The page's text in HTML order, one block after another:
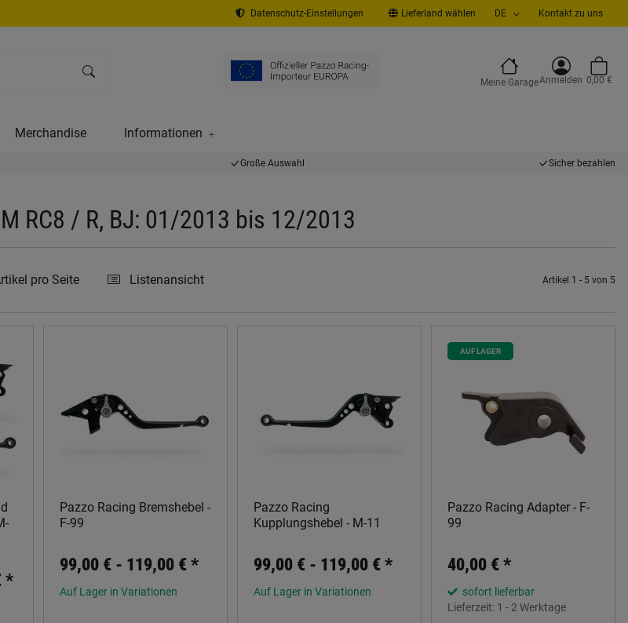
Datenschutz-Einstellungen Lieferland wählen DE Kontakt zu uns
Meine GarageAnmelden 0,00 €
Merchandise Informationen
Große Auswahl Sicher bezahlen
RC8 / R, BJ: 01/2013 bis 12/2013
pro Seite Listenansicht Artikel 1 - 5 von 5
*
Pazzo Racing Bremshebel -
F-99
99,00 € - 119,00 €*
Auf Lager in Variationen
Pazzo Racing
Kupplungshebel - M-11
99,00 € - 119,00 €*
Auf Lager in Variationen
AUF LAGER
Pazzo Racing Adapter - F-
99
40,00 €*
sofort lieferbar
Lieferzeit: 1 - 2 Werktage